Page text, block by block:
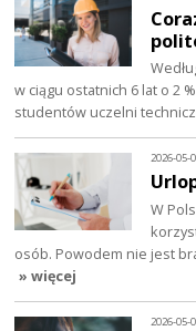
w ciągu ostatnich 6 lat o 2
studentów uczelni
2026-05-
W
osób. Powodem nie jest
» więcej
2026-05-